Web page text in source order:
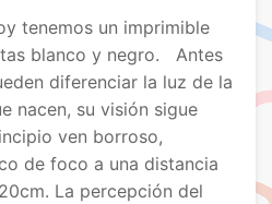
tenemos un imprimible
blanco y negro. Antes
diferenciar la luz de la
nacen, su visión sigue
ven borroso,
de foco a una distancia
La percepción del